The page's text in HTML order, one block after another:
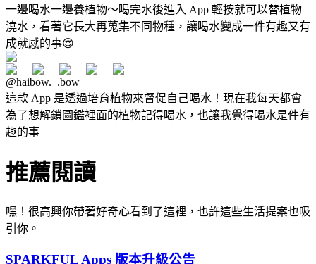
一邊喝水一邊養植物～喝完水後進入 App 輕按就可以替植物
澆水，看著它長大再蒐集不同物種，讓喝水變成一件有趣又有
成就感的事😍
@haibow._.bow
這款 App 是透過培育植物來督促自己喝水！現在我每天都會
為了想解鎖圖鑑裡面的植物記得喝水，也讓我覺得喝水是件有
趣的事
推薦閱讀
嘿！很高興你帶著好奇心看到了這裡，也許這些生活提案也吸
引你。
SPARKFUL Apps 版本升級公告